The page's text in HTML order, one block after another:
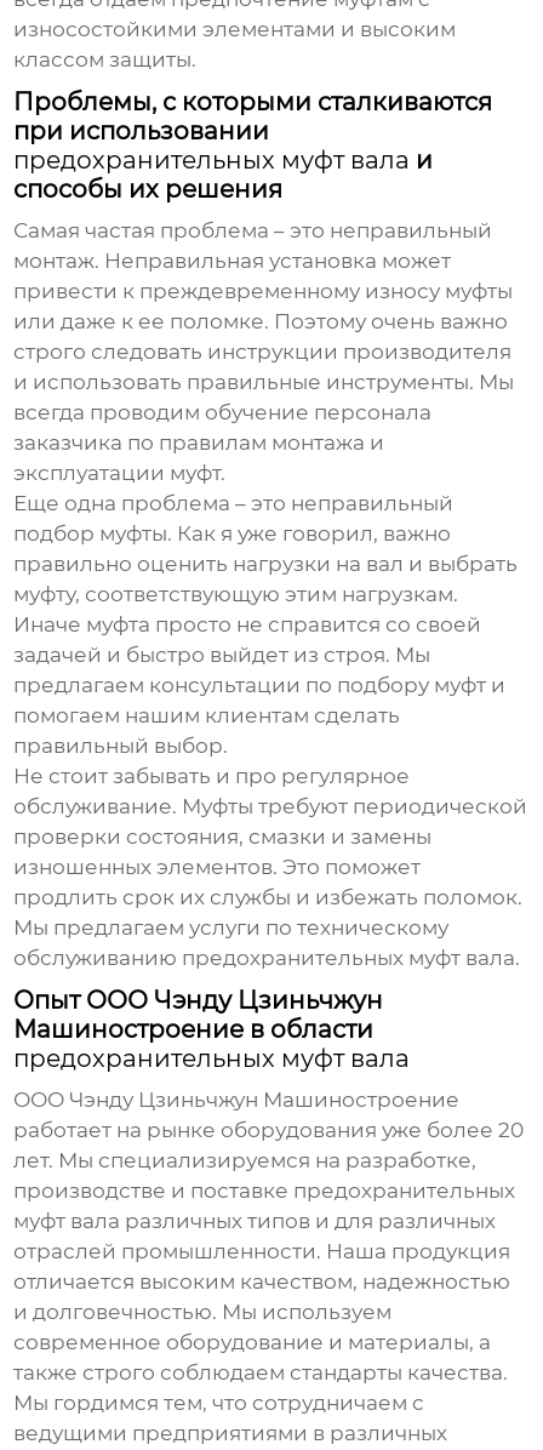
износостойкими элементами и высоким
классом защиты.
Проблемы, с которыми сталкиваются
при использовании
предохранительных муфт вала и
способы их решения
Самая частая проблема – это неправильный
монтаж. Неправильная установка может
привести к преждевременному износу муфты
или даже к ее поломке. Поэтому очень важно
строго следовать инструкции производителя
и использовать правильные инструменты. Мы
всегда проводим обучение персонала
заказчика по правилам монтажа и
эксплуатации муфт.
Еще одна проблема – это неправильный
подбор муфты. Как я уже говорил, важно
правильно оценить нагрузки на вал и выбрать
муфту, соответствующую этим нагрузкам.
Иначе муфта просто не справится со своей
задачей и быстро выйдет из строя. Мы
предлагаем консультации по подбору муфт и
помогаем нашим клиентам сделать
правильный выбор.
Не стоит забывать и про регулярное
обслуживание. Муфты требуют периодической
проверки состояния, смазки и замены
изношенных элементов. Это поможет
продлить срок их службы и избежать поломок.
Мы предлагаем услуги по техническому
обслуживанию предохранительных муфт вала.
Опыт ООО Чэнду Цзиньчжун
Машиностроение в области
предохранительных муфт вала
ООО Чэнду Цзиньчжун Машиностроение
работает на рынке оборудования уже более 20
лет. Мы специализируемся на разработке,
производстве и поставке предохранительных
муфт вала различных типов и для различных
отраслей промышленности. Наша продукция
отличается высоким качеством, надежностью
и долговечностью. Мы используем
современное оборудование и материалы, а
также строго соблюдаем стандарты качества.
Мы гордимся тем, что сотрудничаем с
ведущими предприятиями в различных